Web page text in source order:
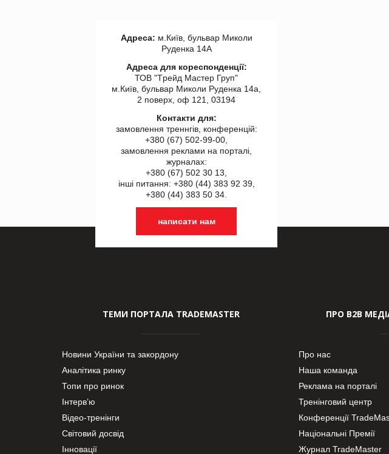
Адреса: м.Київ, бульвар Миколи
Руденка 14А
Адреса для кореспонденції:
ТОВ "Tрейд Мастер Груп"
м.Київ, бульвар Миколи Руденка 14а,
2 поверх, оф 121, 03194
Контакти для:
замовлення треннгів, конференцій:
+380 (67) 502-99-00,
замовлення реклами на порталі,
журналах:
+380 (67) 502 30 13,
інші питання: +380 (44) 383 92 39,
+380 (44) 383 50 34.
написати нам
ТЕМИ ПОРТАЛА TRADEMASTER
Новини України та закордону
Аналітика ринку
Топи про ринок
Інтерв’ю
Відео-тренінги
Світовий досвід
Інновації
ПРО В2В
Про нас
Наша команда
Реклама на порталі
Тренінговий центр
Конференції
Національні Премії
Журнал TradeMaster